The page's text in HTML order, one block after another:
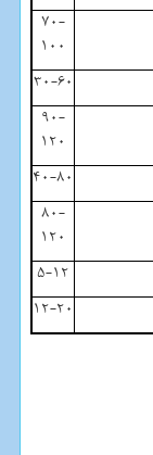
70-
100
30-60
90-
120
40-80
80-
120
5-12
12-20